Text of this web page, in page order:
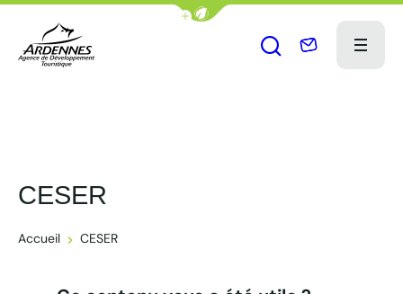
Afficher la barre de navigation du
Ouvrir le
Nous Menu
CESER
Accueil CESER